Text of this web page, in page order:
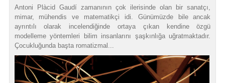
Antoni Plàcid Gaudí zamanının çok ilerisinde olan bir sanatçı,
mimar, mühendis ve matematikçi idi. Günümüzde bile ancak
ayrıntılı olarak incelendiğinde ortaya çıkan kendine özgü
modelleme yöntemleri bilim insanlarını şaşkınlığa uğratmaktadır.
Çocukluğunda başta romatizmal...